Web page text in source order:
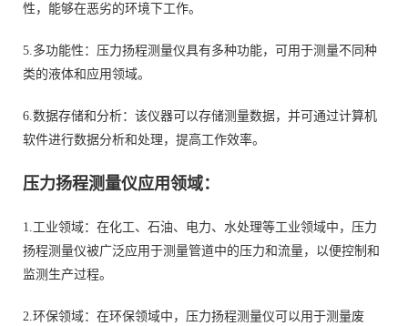
性，能够在恶劣的环境下工作。
5.多功能性：压力扬程测量仪具有多种功能，可用于测量不同种
类的液体和应用领域。
6.数据存储和分析：该仪器可以存储测量数据，并可通过计算机
软件进行数据分析和处理，提高工作效率。
压力扬程测量仪应用领域：
1.工业领域：在化工、石油、电力、水处理等工业领域中，压力
扬程测量仪被广泛应用于测量管道中的压力和流量，以便控制和
监测生产过程。
2.环保领域：在环保领域中，压力扬程测量仪可以用于测量废